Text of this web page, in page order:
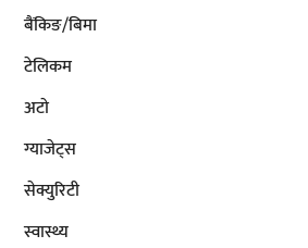
बैंकिङ/बिमा
टेलिकम
अटाे
ग्याजेट्स
सेक्युरिटी
स्वास्थ्य